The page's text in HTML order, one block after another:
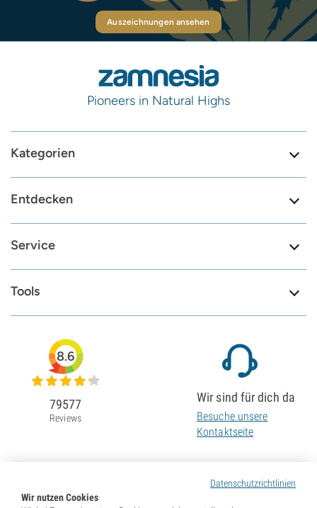
Auszeichnungen ansehen
Pioneers in Natural Highs
Kategorien
Entdecken
Service
Tools
Datenschutzrichtlinien
Wir nutzen Cookies
8.6
79577
Reviews
Wir sind für dich da
Besuche unsere
Kontaktseite